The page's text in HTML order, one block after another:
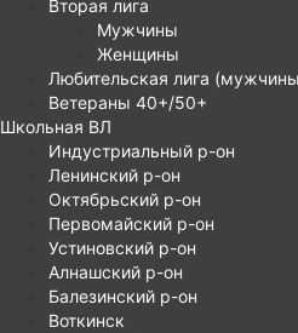
Вторая лига
Мужчины
Женщины
Любительская лига
Ветераны 40+/50+
Школьная ВЛ
Индустриальный р-он
Ленинский р-он
Октябрьский р-он
Первомайский р-он
Устиновский р-он
Алнашский р-он
Балезинский р-он
Воткинск